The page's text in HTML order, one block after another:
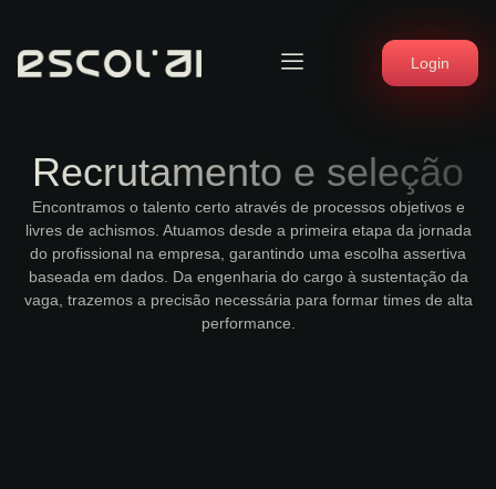
Login
Recrutamento e seleção
Encontramos o talento certo através de processos objetivos e
livres de achismos. Atuamos desde a primeira etapa da jornada
do profissional na empresa, garantindo uma escolha assertiva
baseada em dados. Da engenharia do cargo à sustentação da
vaga, trazemos a precisão necessária para formar times de alta
performance.